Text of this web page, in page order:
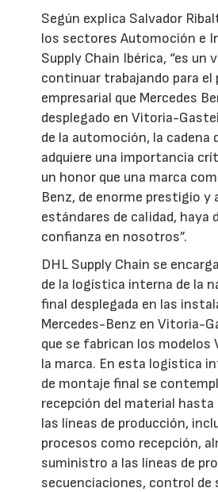
Según explica Salvador
los sectores Automoción e
Supply Chain Ibérica, “es un
continuar trabajando para el
empresarial que Mercedes
desplegado en Vitoria-
de la automoción, la cadena
adquiere una importancia
un honor que una marca
Benz, de enorme prestigio y
estándares de calidad, haya
confianza en nosotros”.
DHL Supply Chain se
de la logística interna de la
final desplegada en las
Mercedes-Benz en Vitoria-
que se fabrican los modelos
la marca. En esta logística
de montaje final se
recepción del material
las líneas de producción,
procesos como recepción,
suministro a las líneas de
secuenciaciones, control de